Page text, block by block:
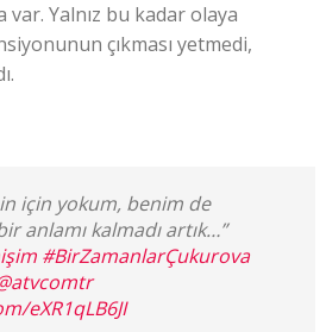
var. Yalnız bu kadar olaya
çıkması yetmedi,
için yokum, benim de
anlamı kalmadı artık…”
#BirZamanlarÇukurova
eXR1qLB6JI